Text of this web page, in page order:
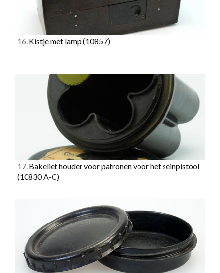
16. Kistje met lamp (10857)
17. Bakeliet houder voor patronen voor het seinpistool
(10830 A-C)